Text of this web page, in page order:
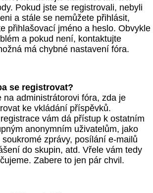
Pokud jste se registrovali, nebyli
a stále se nemůžete přihlásit,
přihlašovací jméno a heslo. Obvykle
a pokud není, kontaktujte
má chybné nastavení fóra.
se registrovat?
na administrátorovi fóra, zda je
ke vkládání příspěvků.
vám dá přístup k ostatním
anonymním uživatelům, jako
zprávy, posílání e-mailů
do skupin, atd. Vřele vám tedy
Zabere to jen pár chvil.